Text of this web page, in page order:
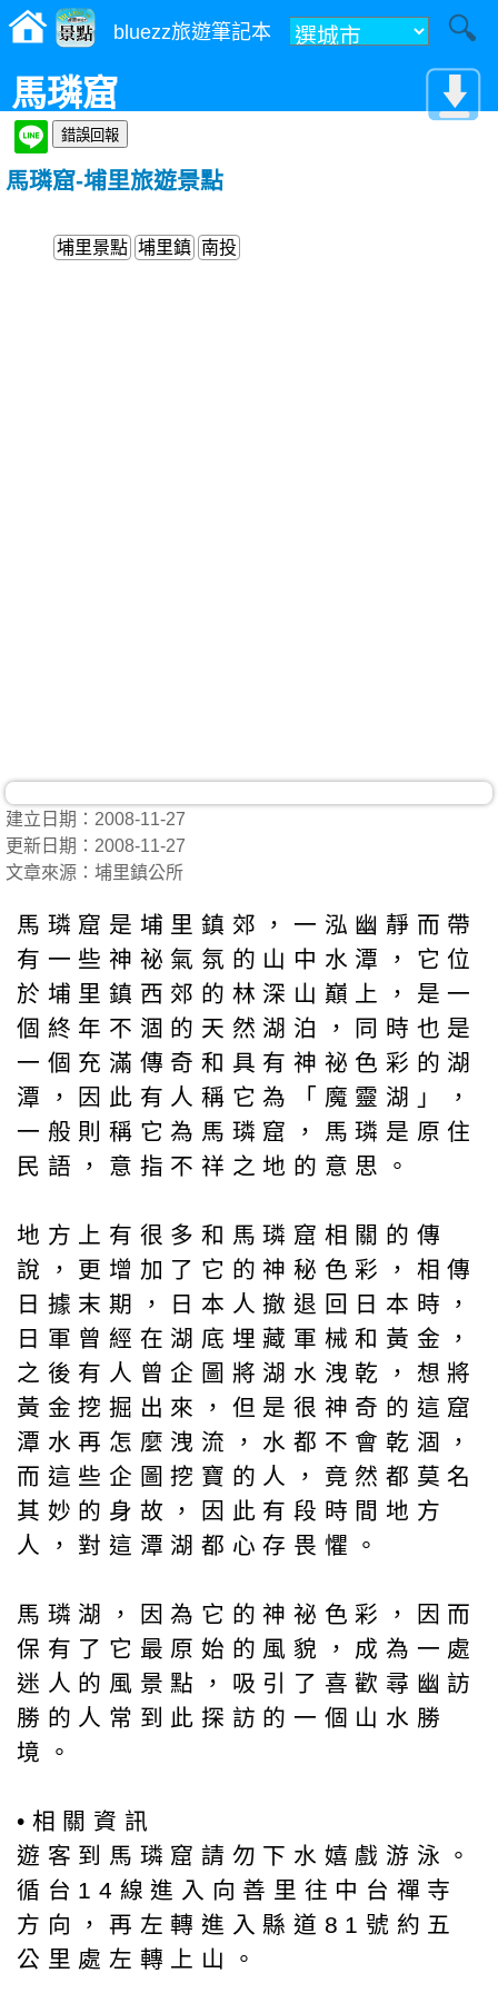
bluezz旅遊筆記本
馬璘窟
馬璘窟-埔里旅遊景點
埔里景點 埔里鎮 南投
建立日期：2008-11-27
更新日期：2008-11-27
文章來源：埔里鎮公所
馬璘窟是埔里鎮郊，一泓幽靜而帶
有一些神祕氣氛的山中水潭，它位
於埔里鎮西郊的林深山巔上，是一
個終年不涸的天然湖泊，同時也是
一個充滿傳奇和具有神祕色彩的湖
潭，因此有人稱它為「魔靈湖」，
一般則稱它為馬璘窟，馬璘是原住
民語，意指不祥之地的意思。
地方上有很多和馬璘窟相關的傳
說，更增加了它的神秘色彩，相傳
日據末期，日本人撤退回日本時，
日軍曾經在湖底埋藏軍械和黃金，
之後有人曾企圖將湖水洩乾，想將
黃金挖掘出來，但是很神奇的這窟
潭水再怎麼洩流，水都不會乾涸，
而這些企圖挖寶的人，竟然都莫名
其妙的身故，因此有段時間地方
人，對這潭湖都心存畏懼。
馬璘湖，因為它的神祕色彩，因而
保有了它最原始的風貌，成為一處
迷人的風景點，吸引了喜歡尋幽訪
勝的人常到此探訪的一個山水勝
境。
•相關資訊
遊客到馬璘窟請勿下水嬉戲游泳。
循台14線進入向善里往中台禪寺
方向，再左轉進入縣道81號約五
公里處左轉上山。